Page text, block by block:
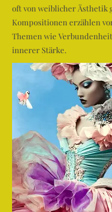
oft von weiblicher Ästhetik
Kompositionen erzählen
Themen wie
innerer Stärke.